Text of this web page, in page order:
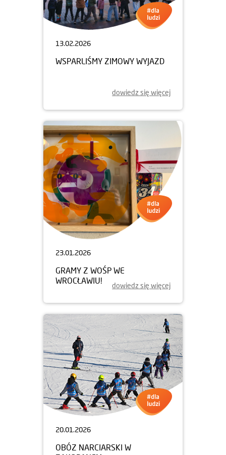
13.02.2026
WSPARLIŚMY ZIMOWY WYJAZD
dowiedz się więcej
23.01.2026
GRAMY Z WOŚP WE
WROCŁAWIU!
dowiedz się więcej
20.01.2026
OBÓZ NARCIARSKI W